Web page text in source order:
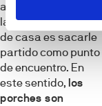
a la hora de decorar
la entrada exterior
de casa es sacarle
partido como punto
de encuentro. En
este sentido, los
porches son